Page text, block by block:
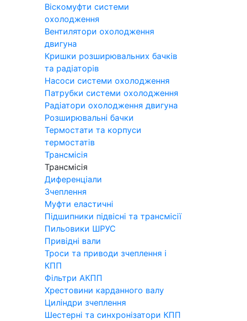
Віскомуфти системи
охолодження
Вентилятори охолодження
двигуна
Кришки розширювальних бачків
та радіаторів
Насоси системи охолодження
Патрубки системи охолодження
Радіатори охолодження двигуна
Розширювальні бачки
Термостати та корпуси
термостатів
Трансмісія
Трансмісія
Диференціали
Зчеплення
Муфти еластичні
Підшипники підвісні та трансмісії
Пильовики ШРУС
Привідні вали
Троси та приводи зчеплення і
КПП
Фільтри АКПП
Хрестовини карданного валу
Циліндри зчеплення
Шестерні та синхронізатори КПП